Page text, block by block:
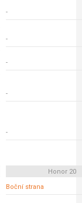
-
-
-
-
-
Honor 20
Boční strana